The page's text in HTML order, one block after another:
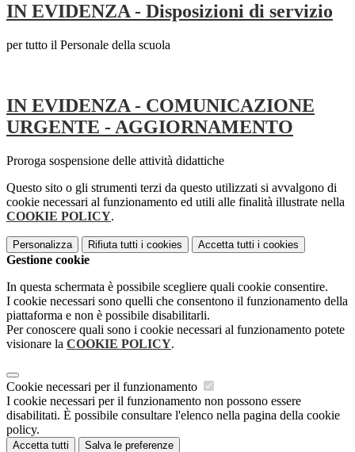
IN EVIDENZA - Disposizioni di servizio
per tutto il Personale della scuola
IN EVIDENZA - COMUNICAZIONE
URGENTE - AGGIORNAMENTO
Proroga sospensione delle attività didattiche
Questo sito o gli strumenti terzi da questo utilizzati si avvalgono di
cookie necessari al funzionamento ed utili alle finalità illustrate nella
COOKIE POLICY.
Personalizza Rifiuta tutti i cookies Accetta tutti i cookies
Gestione cookie
In questa schermata è possibile scegliere quali cookie consentire.
I cookie necessari sono quelli che consentono il funzionamento della
piattaforma e non è possibile disabilitarli.
Per conoscere quali sono i cookie necessari al funzionamento potete
visionare la COOKIE POLICY.
Cookie necessari per il funzionamento
I cookie necessari per il funzionamento non possono essere
disabilitati. È possibile consultare l'elenco nella pagina della cookie
policy.
Accetta tutti Salva le preferenze